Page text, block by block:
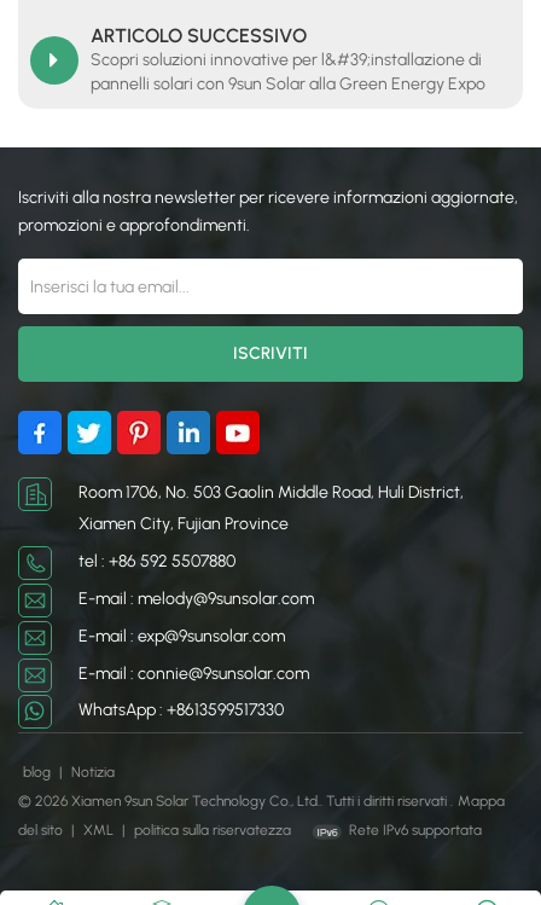
ARTICOLO SUCCESSIVO
Scopri soluzioni innovative per l&#39;installazione di
pannelli solari con 9sun Solar alla Green Energy Expo
Iscriviti alla nostra newsletter per ricevere informazioni aggiornate,
promozioni e approfondimenti.
Room 1706, No. 503 Gaolin Middle Road, Huli District,
Xiamen City, Fujian Province
tel : +86 592 5507880
E-mail : melody@9sunsolar.com
E-mail : exp@9sunsolar.com
E-mail : connie@9sunsolar.com
WhatsApp : +8613599517330
blog |
Notizia
© 2026 Xiamen 9sun Solar Technology Co., Ltd.. Tutti i diritti riservati . Mappa
del sito | XML | politica sulla riservatezza Rete IPv6 supportata